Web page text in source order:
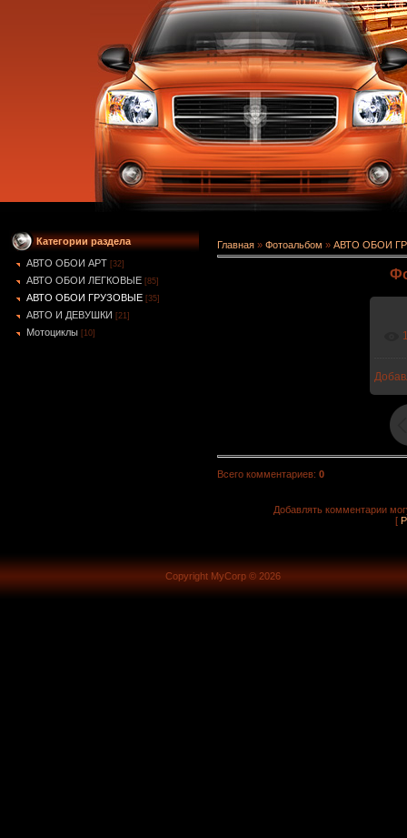
Категории раздела
АВТО ОБОИ АРТ [32]
АВТО ОБОИ ЛЕГКОВЫЕ [85]
АВТО ОБОИ ГРУЗОВЫЕ [35]
АВТО И ДЕВУШКИ [21]
Мотоциклы [10]
Главная » Фотоальбом » АВТО ОБОИ
Всего комментариев: 0
Добавлять комментарии
[
Copyright MyCorp © 2026